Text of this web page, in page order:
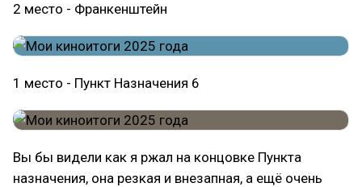
2 место - Франкенштейн
1 место - Пункт Назначения 6
Вы бы видели как я ржал на концовке Пункта
назначения, она резкая и внезапная, а ещё очень